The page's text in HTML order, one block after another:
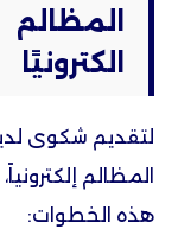
المظالم
الكترونيًا
لتقديم شكوى
المظالم
هذه الخطوات: